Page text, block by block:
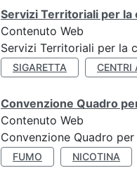
Servizi Territoriali per la
Contenuto Web
Servizi Territoriali per la
SIGARETTA CENTRI
Convenzione Quadro
Contenuto Web
Convenzione Quadro
FUMO NICOTINA